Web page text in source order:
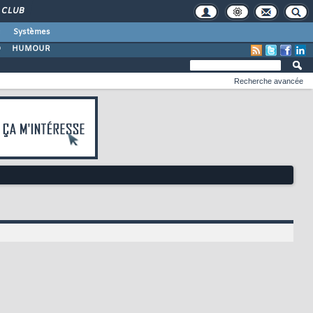
CLUB
Systèmes
HUMOUR
Recherche avancée